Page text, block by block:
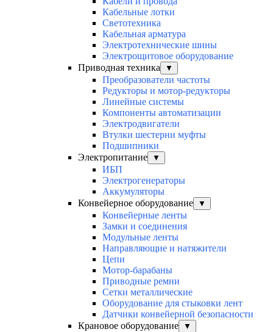
Кабельные лотки
Светотехника
Кабельная арматура
Электротехнические шины
Электрощитовое оборудование
Приводная техника
▼
Преобразователи частоты
Редукторы и мотор-редукторы
Линейные системы
Компоненты автоматизации
Электродвигатели
Втулки шестерни муфты
Подшипники
Электропитание
▼
ИБП
Электрогенераторы
Аккумуляторы
Конвейерное оборудование
▼
Конвейерные ленты
Замки и соединения
Модульные ленты
Направляющие и натяжители
Цепи
Мотор-барабаны
Приводные ремни
Сетки металлические
Оборудование для стыковки лент
Датчики конвейерной безопасности
Крановое оборудование
▼